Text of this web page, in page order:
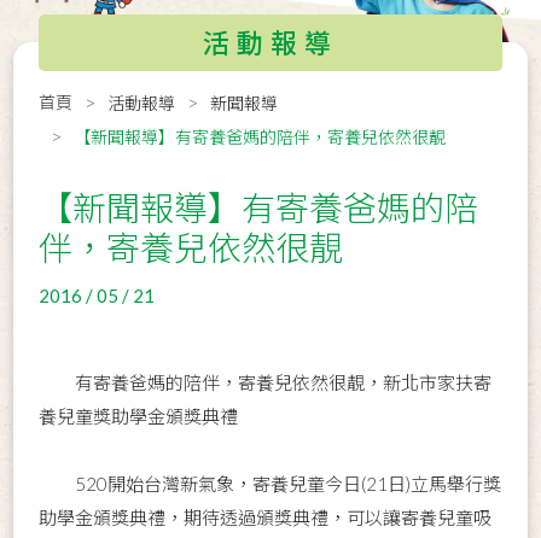
活動報導
首頁 活動報導
新聞報導
【新聞報導】有寄養爸媽的陪伴，寄養兒依然很靚
【新聞報導】有寄養爸媽的陪
伴，寄養兒依然很靚
2016 / 05 / 21
有寄養爸媽的陪伴，寄養兒依然很靚，新北市家扶寄
養兒童獎助學金頒獎典禮
520開始台灣新氣象，寄養兒童今日(21日)立馬舉行獎
助學金頒獎典禮，期待透過頒獎典禮，可以讓寄養兒童吸